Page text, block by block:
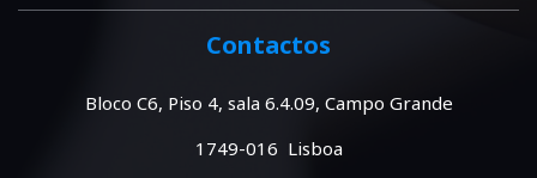
Contactos
Bloco C6, Piso 4, sala 6.4.09, Campo Grande
1749-016 Lisboa